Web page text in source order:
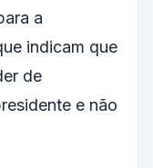
a
indicam que
de
e não